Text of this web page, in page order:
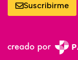
Suscribirme